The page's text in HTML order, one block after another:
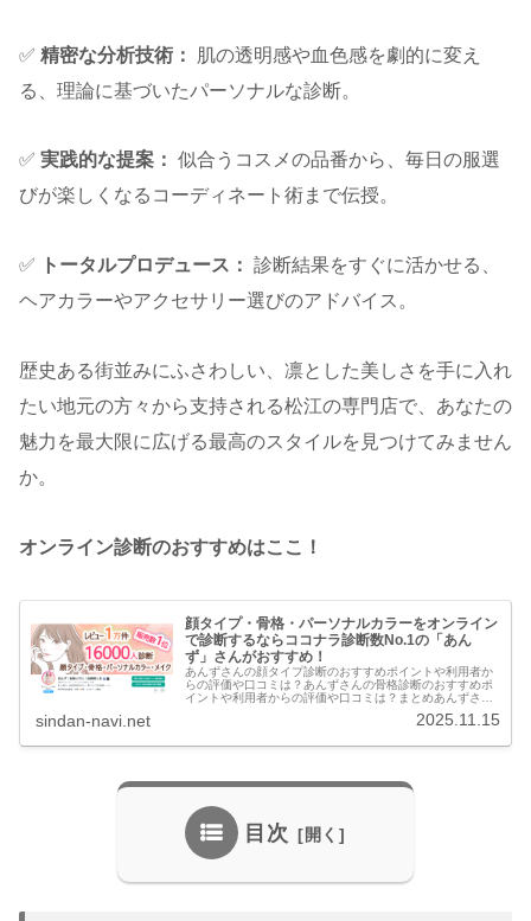
✅ 精密な分析技術：
肌の透明感や血色感を劇的に変え
る、理論に基づいたパーソナルな診断。
✅ 実践的な提案： 似合うコスメの品番から、毎日の服選
びが楽しくなるコーディネート術まで伝授。
✅ トータルプロデュース： 診断結果をすぐに活かせる、
ヘアカラーやアクセサリー選びのアドバイス。
歴史ある街並みにふさわしい、凛とした美しさを手に入れ
たい地元の方々から支持される松江の専門店で、あなたの
魅力を最大限に広げる最高のスタイルを見つけてみません
か。
オンライン診断のおすすめはここ！
顔タイプ・骨格・パーソナルカラーをオンライン
で診断するならココナラ診断数No.1の「あん
ず」さんがおすすめ！
あんずさんの顔タイプ診断のおすすめポイントや利用者か
らの評価や口コミは？あんずさんの骨格診断のおすすめポ
イントや利用者からの評価や口コミは？まとめあんずさん
sindan-navi.net 2025.11.15
目次